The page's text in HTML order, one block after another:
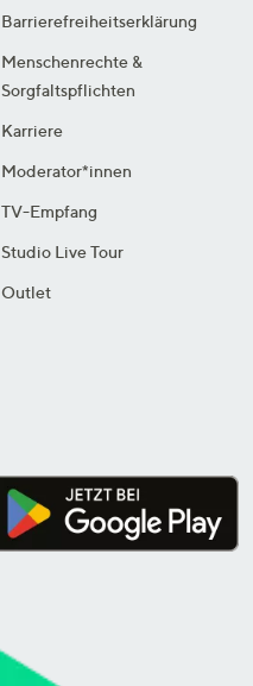
Barrierefreiheitserklärung
Menschenrechte &
Sorgfaltspflichten
Karriere
Moderator*innen
TV-Empfang
Studio Live Tour
Outlet